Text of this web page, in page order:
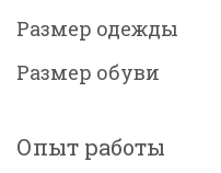
Размер одежды
Размер обуви
Опыт работы